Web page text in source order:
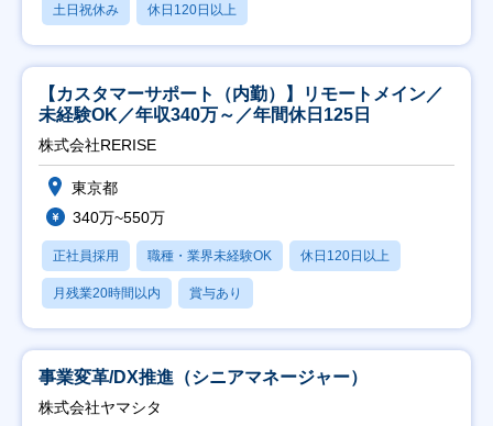
土日祝休み 休日120日以上
【カスタマーサポート（内勤）】リモートメイン／
未経験OK／年収340万～／年間休日125日
株式会社RERISE
東京都
340万~550万
正社員採用 職種・業界未経験OK 休日120日以上
月残業20時間以内 賞与あり
事業変革/DX推進（シニアマネージャー）
株式会社ヤマシタ